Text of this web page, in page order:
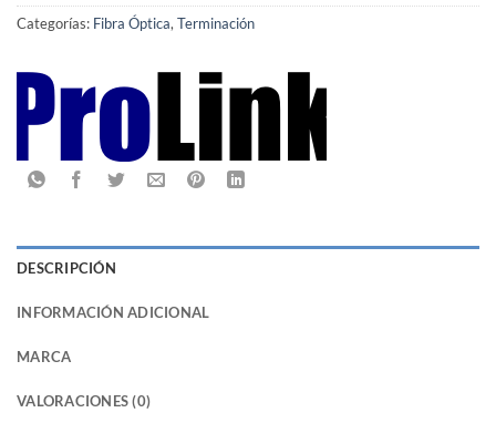
Categorías: Fibra Óptica, Terminación
DESCRIPCIÓN
INFORMACIÓN ADICIONAL
MARCA
VALORACIONES (0)